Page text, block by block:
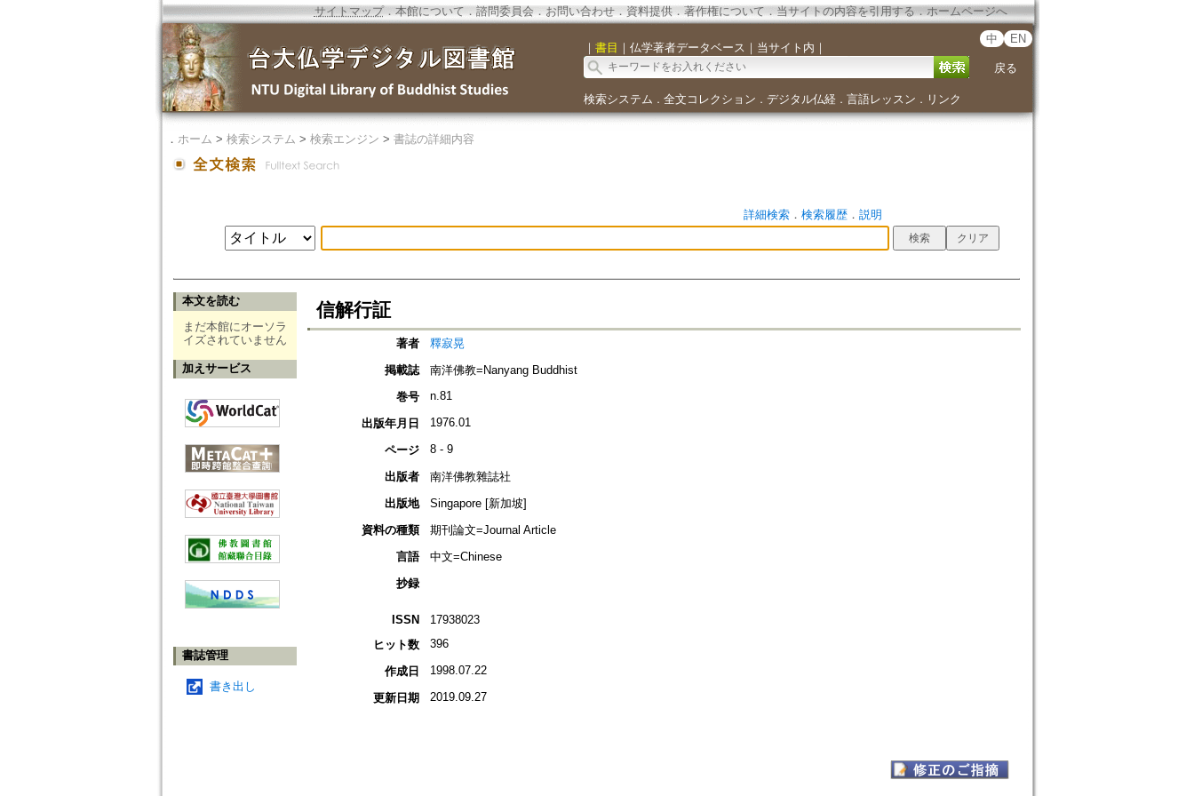
サイトマップ．本館について ． 諮問委員会． お問い合わせ． 資料提供． 著作権について．当サイトの内容を引用する ． ホームページへ
｜ 書目 ｜ 仏学著者データベース ｜ 当サイト内 ｜
中 EN
戻る
検索システム ． 全文コレクション ． デジタル仏経． 言語レッスン ． リンク
． ホーム > 検索システム > 検索エンジン > 書誌の詳細内容
詳細検索． 検索履歴． 説明
本文を読む
まだ本館にオーソラ
イズされていません
加えサービス
書誌管理
書き出し
信解行証
著者
釋寂晃
掲載誌
南洋佛教=Nanyang Buddhist
巻号
n.81
出版年月日 1976.01
ページ 8 - 9
出版者
南洋佛教雜誌社
出版地
Singapore [新加坡]
資料の種類
期刊論文=Journal Article
言語
中文=Chinese
抄録
ISSN
17938023
ヒット数
396
作成日 1998.07.22
更新日期 2019.09.27